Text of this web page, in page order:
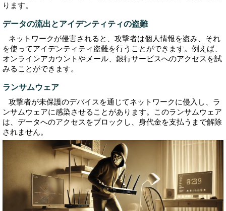
ります。
データの流出とアイデンティティの盗難
ネットワークが侵害されると、攻撃者は個人情報を盗み、それ
を使ってアイデンティティ盗難を行うことができます。例えば、
オンラインアカウントやメール、銀行サービスへのアクセスを試
みることができます。
ランサムウェア
攻撃者が未保護のデバイスを通じてネットワークに侵入し、ラ
ンサムウェアに感染させることがあります。このランサムウェア
は、データへのアクセスをブロックし、身代金を支払うまで解除
されません。